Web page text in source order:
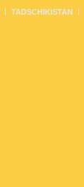
TADSCHIKISTAN